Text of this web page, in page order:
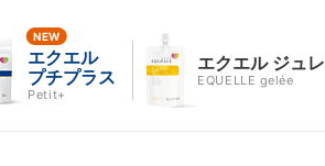
エクエル
プチプラス
Petit+
エクエル ジュレ
EQUELLE gelée